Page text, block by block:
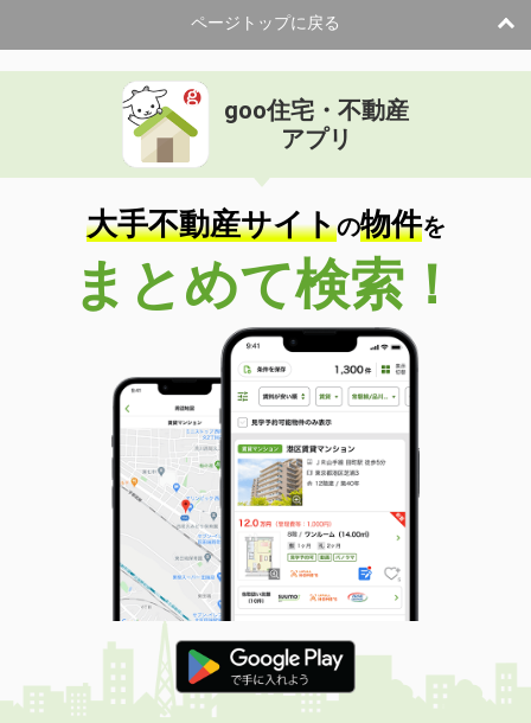
ページトップに戻る
goo住宅・不動産
アプリ
大手不動産サイトの物件を
まとめて検索！